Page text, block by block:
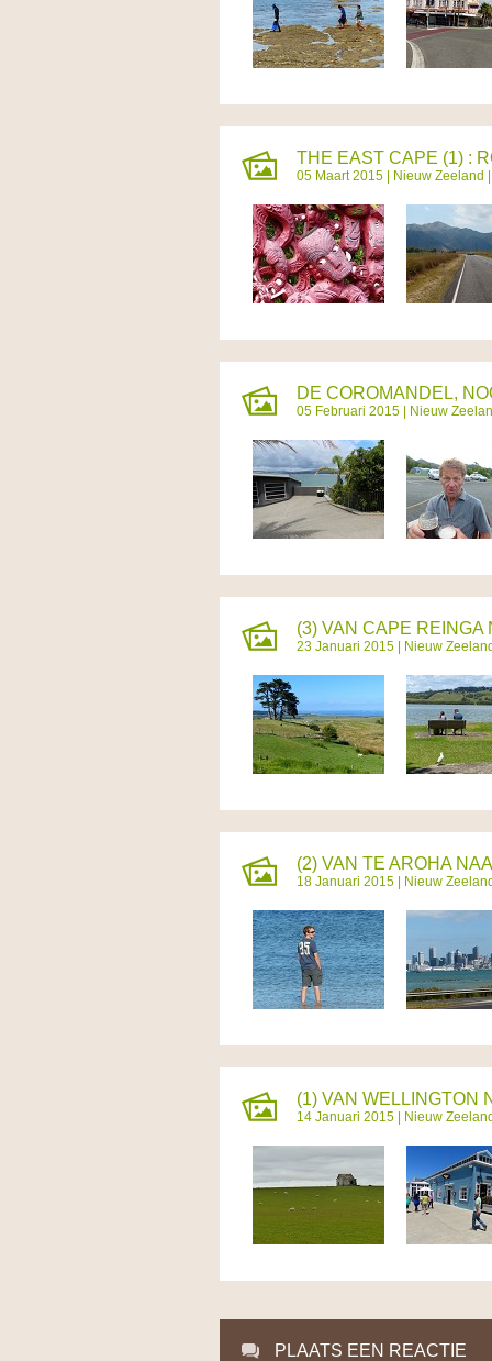
THE EAST CAPE (1) :
05 Maart 2015 | Nieuw Zeeland
DE COROMANDEL,
05 Februari 2015 | Nieuw
(3) VAN CAPE REINGA
23 Januari 2015 | Nieuw
(2) VAN TE AROHA
18 Januari 2015 | Nieuw
(1) VAN WELLINGTON
14 Januari 2015 | Nieuw
PLAATS EEN REACTIE